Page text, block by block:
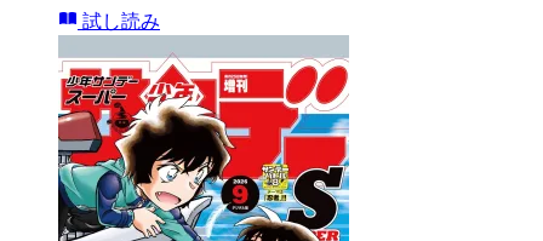
試し読み